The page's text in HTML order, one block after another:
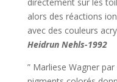
alors des réactions
avec des couleurs
Heidrun Nehls-1992
” Marliese Wagner